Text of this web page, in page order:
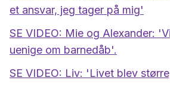
et ansvar, jeg tager på mig'
SE VIDEO: Mie og Alexander:
uenige om barnedåb'.
SE VIDEO: Liv: 'Livet blev